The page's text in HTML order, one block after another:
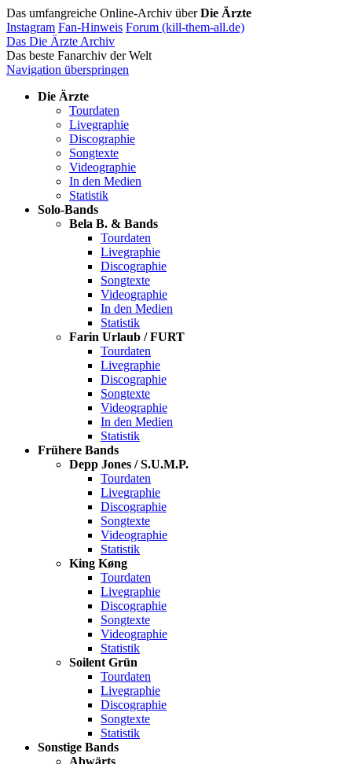
Das umfangreiche Online-Archiv überDie Ärzte
Instagram Fan-Hinweis Forum (kill-them-all.de)
Das Die Ärzte Archiv
Das beste Fanarchiv der Welt
Navigation überspringen
Die Ärzte
Tourdaten
Livegraphie
Discographie
Songtexte
Videographie
In den Medien
Statistik
Solo-Bands
Bela B. & Bands
Tourdaten
Livegraphie
Discographie
Songtexte
Videographie
In den Medien
Statistik
Farin Urlaub / FURT
Tourdaten
Livegraphie
Discographie
Songtexte
Videographie
In den Medien
Statistik
Frühere Bands
Depp Jones / S.U.M.P.
Tourdaten
Livegraphie
Discographie
Songtexte
Videographie
Statistik
King Køng
Tourdaten
Livegraphie
Discographie
Songtexte
Videographie
Statistik
Soilent Grün
Tourdaten
Livegraphie
Discographie
Songtexte
Statistik
Sonstige Bands
Abwärts